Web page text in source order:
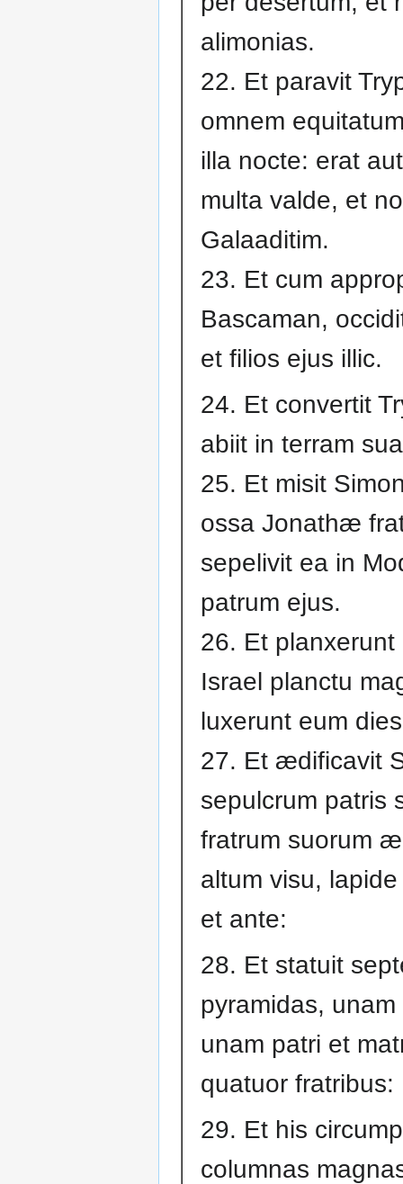
alimonias.
22. Et paravit
omnem
illa nocte: erat
multa valde, et
Galaaditim.
23. Et cum
Bascaman,
et filios ejus illic.
24. Et convertit
abiit in terram
25. Et misit
ossa Jonathæ
sepelivit ea in
patrum ejus.
26. Et planxerunt
Israel planctu
luxerunt eum
27. Et ædificavit
sepulcrum patris
fratrum suorum
altum visu,
et ante:
28. Et statuit
pyramidas,
unam patri et
quatuor fratribus:
29. Et his
columnas